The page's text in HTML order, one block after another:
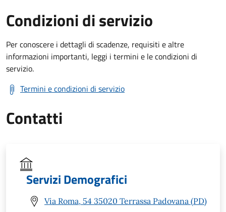
Condizioni di servizio
Per conoscere i dettagli di scadenze, requisiti e altre
informazioni importanti, leggi i termini e le condizioni di
servizio.
Termini e condizioni di servizio
Contatti
Servizi Demografici
Via Roma, 54 35020 Terrassa Padovana (PD)